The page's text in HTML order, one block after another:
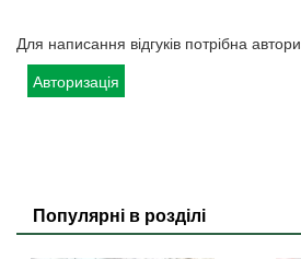
Для написання відгуків потрібна
Авторизація
Популярні в розділі